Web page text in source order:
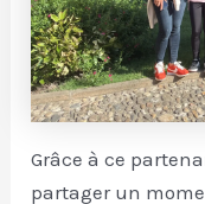
Grâce à ce
partager un